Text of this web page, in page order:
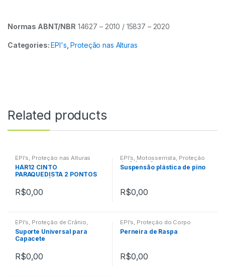
Normas ABNT/NBR 14627 – 2010 / 15837 – 2020
Categories: EPI's, Proteção nas Alturas
Related products
EPI's, Proteção nas Alturas
HAR12 CINTO
PARAQUEDISTA 2 PONTOS
R$0,00
EPI's, Motosserrista, Proteção
de Crânio ,Suportes
Suspensão plástica de pino
R$0,00
EPI's, Proteção de Crânio,
Suportes
Suporte Universal para
Capacete
R$0,00
EPI's, Proteção do Corpo
Perneira de Raspa
R$0,00